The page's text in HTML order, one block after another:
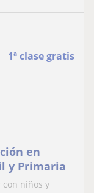
1ª clase gratis
en
y Primaria
niños y